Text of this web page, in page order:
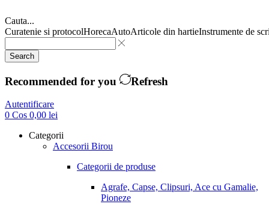
Cauta...
Curatenie si protocolHorecaAutoArticole din hartieInstrumente de
Search
Recommended for you Refresh
Autentificare
0 Cos 0,00 lei
Categorii
Accesorii Birou
Categorii de produse
Agrafe, Capse, Clipsuri, Ace cu Gamalie,
Pioneze